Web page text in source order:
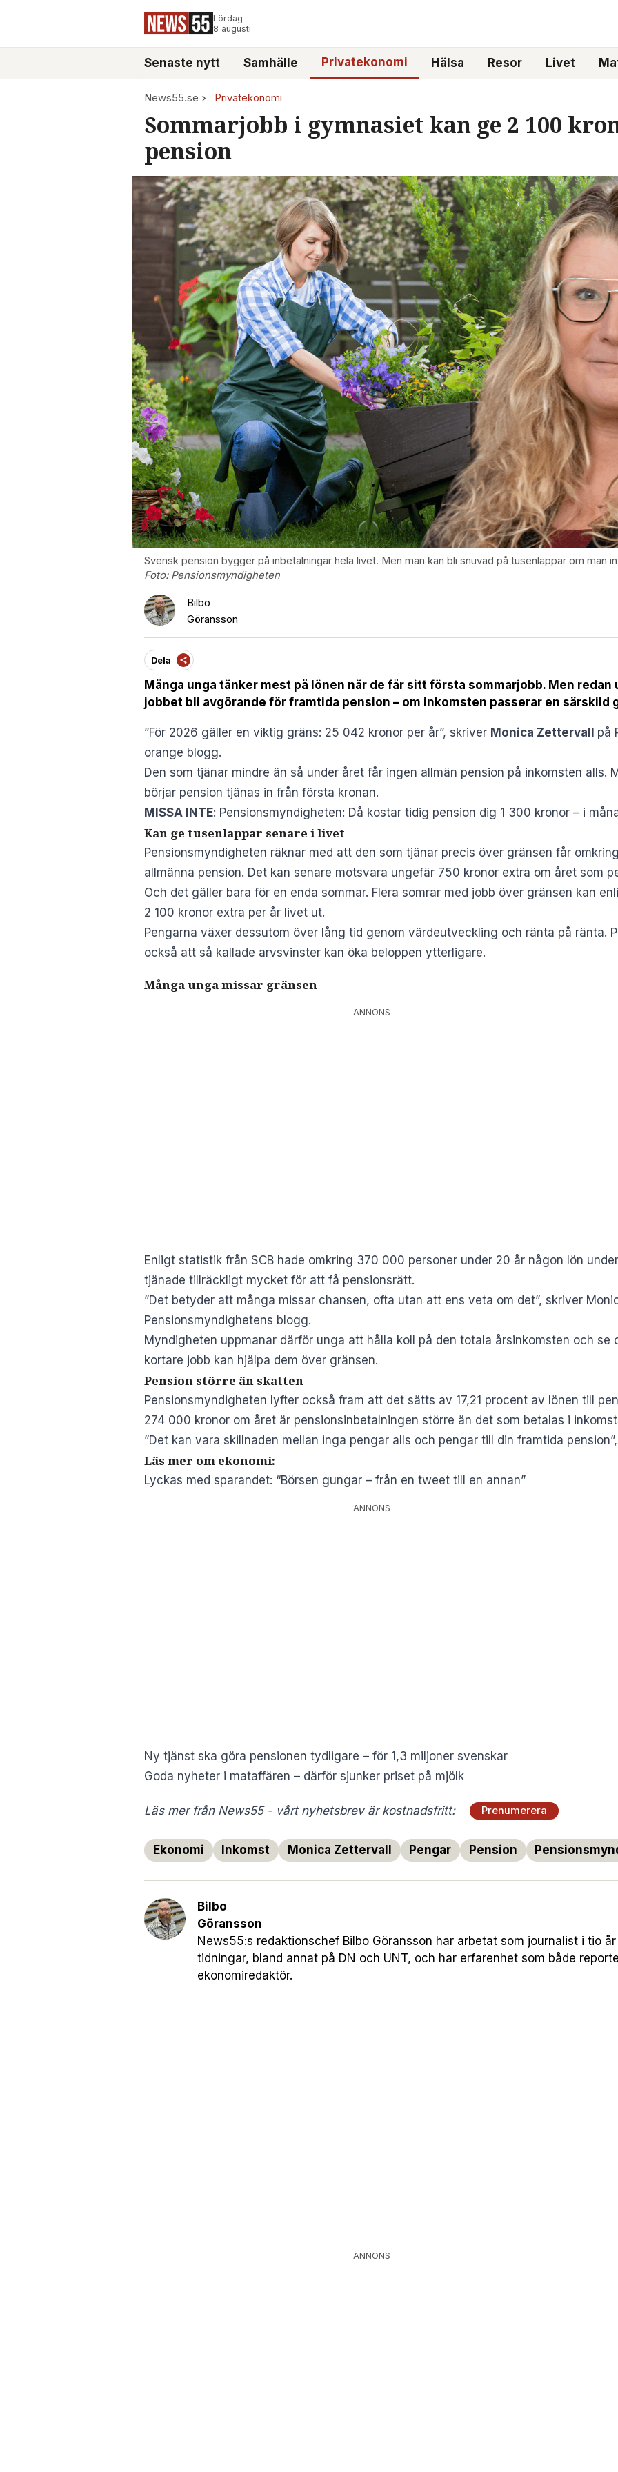
Lördag
8 augusti
Senaste nytt Samhälle Privatekonomi Hälsa Resor Livet
News55.se Privatekonomi
Sommarjobb i gymnasiet kan ge 2 100
pension
Svensk pension bygger på inbetalningar hela livet. Men man kan bli snuvad på tusenlappar om man
Foto: Pensionsmyndigheten
Bilbo
Göransson
Dela
Många unga tänker mest på lönen när de får sitt första sommarjobb. Men
jobbet bli avgörande för framtida pension – om inkomsten passerar en särskild
”För 2026 gäller en viktig gräns: 25 042 kronor per år”, skriver Monica Zettervall på
orange blogg.
Den som tjänar mindre än så under året får ingen allmän pension på inkomsten alls.
börjar pension tjänas in från första kronan.
MISSA INTE: Pensionsmyndigheten: Då kostar tidig pension dig 1 300 kronor – i
Kan ge tusenlappar senare i livet
Pensionsmyndigheten räknar med att den som tjänar precis över gränsen får
allmänna pension. Det kan senare motsvara ungefär 750 kronor extra om året som
Och det gäller bara för en enda sommar. Flera somrar med jobb över gränsen kan
2 100 kronor extra per år livet ut.
Pengarna växer dessutom över lång tid genom värdeutveckling och ränta på ränta.
också att så kallade arvsvinster kan öka beloppen ytterligare.
Många unga missar gränsen
ANNONS
Enligt statistik från SCB hade omkring 370 000 personer under 20 år någon lön
tjänade tillräckligt mycket för att få pensionsrätt.
”Det betyder att många missar chansen, ofta utan att ens veta om det”, skriver
Pensionsmyndighetens blogg.
Myndigheten uppmanar därför unga att hålla koll på den totala årsinkomsten och se
kortare jobb kan hjälpa dem över gränsen.
Pension större än skatten
Pensionsmyndigheten lyfter också fram att det sätts av 17,21 procent av lönen till
274 000 kronor om året är pensionsinbetalningen större än det som betalas i
”Det kan vara skillnaden mellan inga pengar alls och pengar till din framtida
Läs mer om ekonomi:
Lyckas med sparandet: “Börsen gungar – från en tweet till en annan”
ANNONS
Ny tjänst ska göra pensionen tydligare – för 1,3 miljoner svenskar
Goda nyheter i mataffären – därför sjunker priset på mjölk
Läs mer från News55 - vårt nyhetsbrev är kostnadsfritt: Prenumerera
Ekonomi Inkomst Monica Zettervall Pengar Pension
Bilbo
Göransson
News55:s redaktionschef Bilbo Göransson har arbetat som journalist i tio
tidningar, bland annat på DN och UNT, och har erfarenhet som både
ekonomiredaktör.
ANNONS